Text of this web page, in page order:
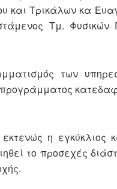
Τρικάλων κα
Τμ.
των
προγράμματος
η
το προσεχές